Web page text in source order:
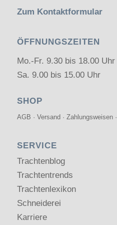
Zum Kontaktformular
ÖFFNUNGSZEITEN
Mo.-Fr. 9.30 bis 18.00 Uhr
Sa. 9.00 bis 15.00 Uhr
SHOP
AGB · Versand· Zahlungsweisen·
SERVICE
Trachtenblog
Trachtentrends
Trachtenlexikon
Schneiderei
Karriere